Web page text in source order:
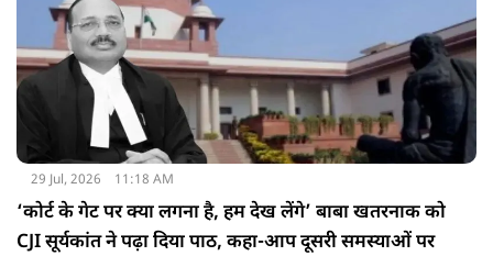
29 Jul, 2026 11:18 AM
‘कोर्ट के गेट पर क्या लगना है, हम देख लेंगे’ बाबा खतरनाक को
CJI सूर्यकांत ने पढ़ा दिया पाठ, कहा-आप दूसरी समस्याओं पर